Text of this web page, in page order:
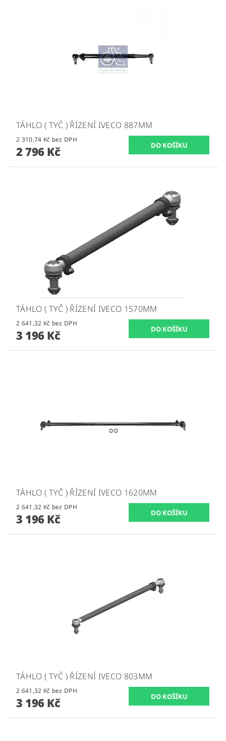
TÁHLO ( TYČ ) ŘÍZENÍ IVECO 887MM
2 310,74 Kč bez DPH
2 796 Kč
TÁHLO ( TYČ ) ŘÍZENÍ IVECO 1570MM
2 641,32 Kč bez DPH
3 196 Kč
TÁHLO ( TYČ ) ŘÍZENÍ IVECO 1620MM
2 641,32 Kč bez DPH
3 196 Kč
TÁHLO ( TYČ ) ŘÍZENÍ IVECO 803MM
2 641,32 Kč bez DPH
3 196 Kč